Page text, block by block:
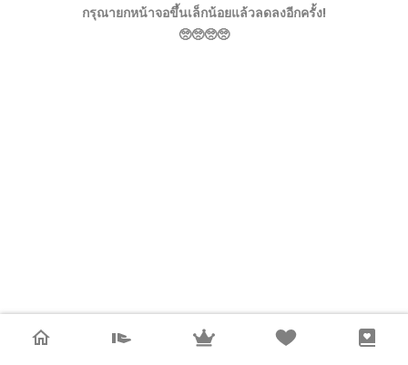
กรุณายกหน้าจอขึ้นเล็กน้อยแล้วลดลงอีกครั้ง!
🥺🥺🥺🥺